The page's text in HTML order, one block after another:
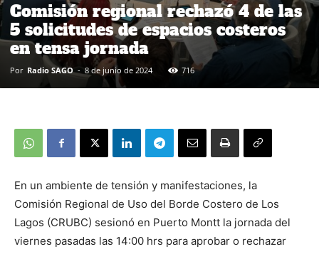
Comisión regional rechazó 4 de las
5 solicitudes de espacios costeros
en tensa jornada
Por Radio SAGO - 8 de junio de 2024 716
En un ambiente de tensión y manifestaciones, la
Comisión Regional de Uso del Borde Costero de Los
Lagos (CRUBC) sesionó en Puerto Montt la jornada del
viernes pasadas las 14:00 hrs para aprobar o rechazar